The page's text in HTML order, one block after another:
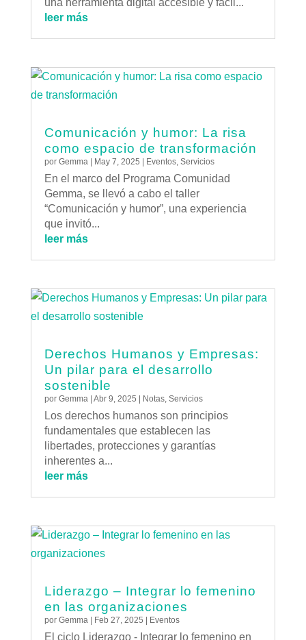
leer más
Comunicación y humor: La risa
como espacio de transformación
por Gemma| May 7, 2025 Eventos, Servicios
En el marco del Programa Comunidad
Gemma, se llevó a cabo el taller
“Comunicación y humor”, una experiencia
que invitó...
leer más
Derechos Humanos y Empresas:
Un pilar para el desarrollo
sostenible
por Gemma| Abr 9, 2025 Notas, Servicios
Los derechos humanos son principios
fundamentales que establecen las
libertades, protecciones y garantías
inherentes a...
leer más
Liderazgo – Integrar lo femenino
en las organizaciones
por Gemma| Feb 27, 2025 Eventos
El ciclo Liderazgo - Integrar lo femenino en